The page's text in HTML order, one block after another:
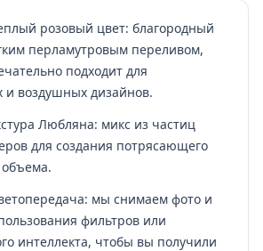
розовый цвет: благородный
перламутровым переливом,
подходит для
и воздушных дизайнов.
Любляна: микс из частиц
для создания потрясающего
мы снимаем фото и
фильтров или
интеллекта, чтобы вы получили